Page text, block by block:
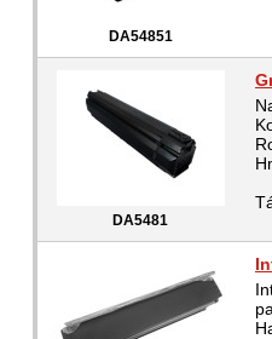
DA54851
DA5481